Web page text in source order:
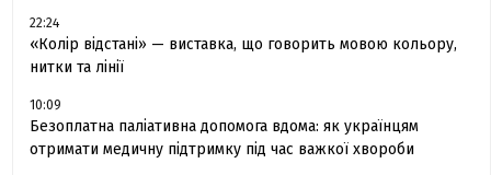
22:24
«Колір відстані» — виставка, що говорить мовою кольору,
нитки та лінії
10:09
Безоплатна паліативна допомога вдома: як українцям
отримати медичну підтримку під час важкої хвороби